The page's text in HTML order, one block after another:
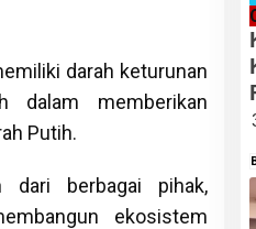
darah keturunan
dalam memberikan
Putih.
dari berbagai pihak,
ekosistem